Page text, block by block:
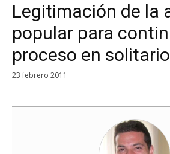
Legitimación de la
popular para
proceso en solitario
23 febrero 2011